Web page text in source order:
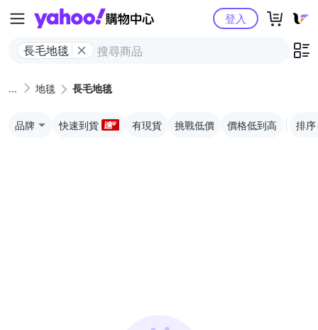
Yahoo購物中心
長毛地毯
登入
地毯 長毛地毯
品牌 快速到貨 有現貨 挑戰低價 價格低到高 排序